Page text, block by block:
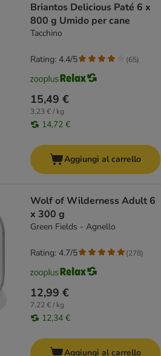
Briantos Delicious Paté 6 x
800 g Umido per cane
Tacchino
15,49 €
3,23 € / kg
14,72 €
Rating: 4.4/5 (65)
Aggiungi al carrello
Wolf of Wilderness Adult 6
x 300 g
Green Fields - Agnello
12,99 €
7,22 € / kg
12,34 €
Rating: 4.7/5 (278)
Aggiungi al carrello